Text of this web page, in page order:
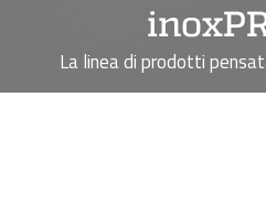
La linea di prodotti